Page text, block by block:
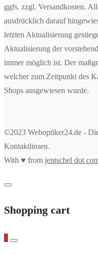
ggfs. zzgl. Versandkosten.
ausdrücklich darauf
letzten Aktualisierung
Aktualisierung der
immer möglich ist. Der
welcher zum Zeitpunkt des
Shops ausgewiesen wurde.
©2023 Weboptiker24.de -
Kontaktlinsen.
With ♥ from jentschel dot
Shopping cart
0